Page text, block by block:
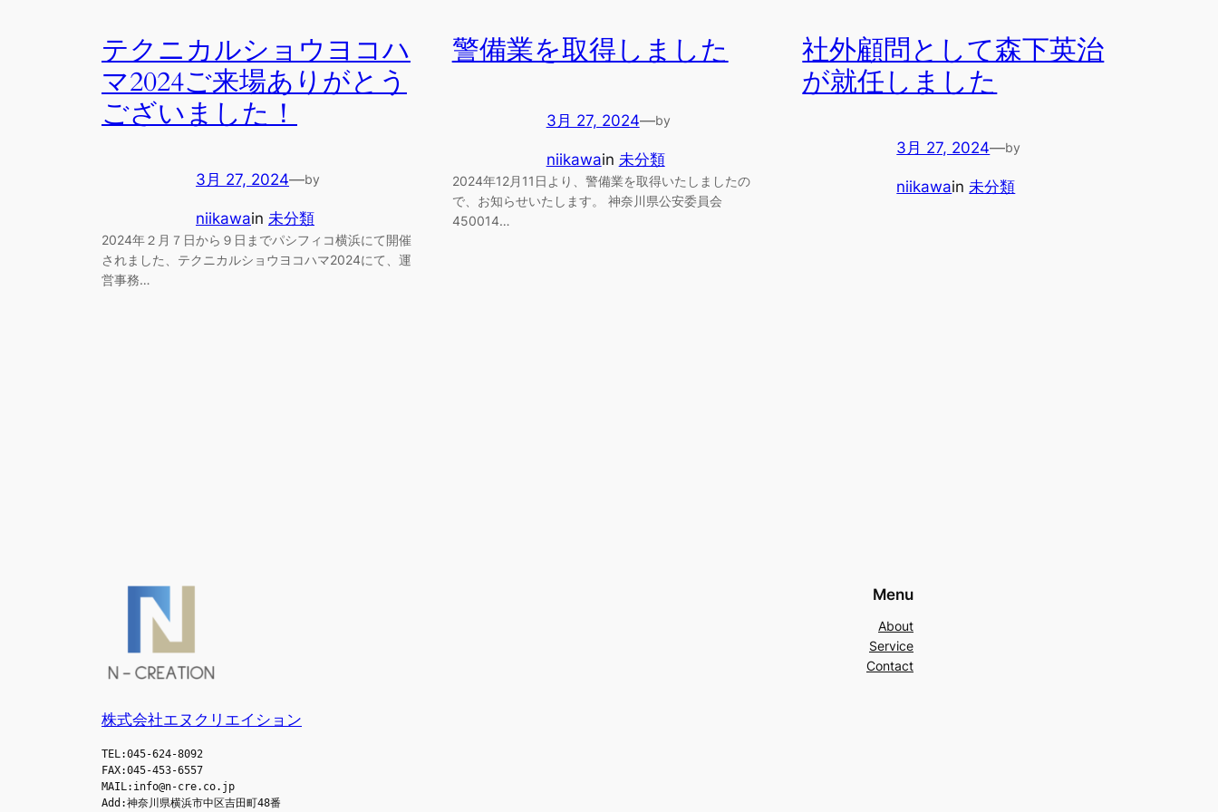
テクニカルショウヨコハ
マ2024ご来場ありがとう
ございました！
3月 27, 2024—by
niikawain 未分類
2024年２月７日から９日までパシフィコ横浜にて開催
されました、テクニカルショウヨコハマ2024にて、運
営事務…
警備業を取得しました
3月 27, 2024—by
niikawain 未分類
2024年12月11日より、警備業を取得いたしましたの
で、お知らせいたします。 神奈川県公安委員会
450014…
社外顧問として森下英治
が就任しました
3月 27, 2024—by
niikawain 未分類
株式会社エヌクリエイション
TEL:045-624-8092
FAX:045-453-6557
MAIL:info@n-cre.co.jp
Add:神奈川県横浜市中区吉田町48番
Menu
About
Service
Contact